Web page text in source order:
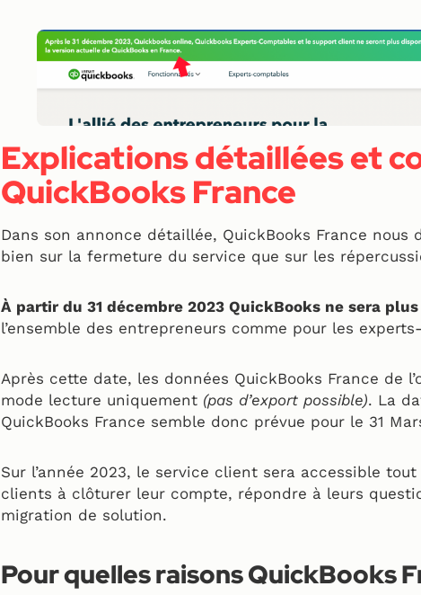
Explications détaillées et
QuickBooks France
Dans son annonce détaillée, QuickBooks France nous
bien sur la fermeture du service que sur les
À partir du 31 décembre 2023 QuickBooks ne sera
l’ensemble des entrepreneurs comme pour les
Après cette date, les données QuickBooks France de
mode lecture uniquement (pas d’export possible). La
QuickBooks France semble donc prévue pour le 31
Sur l’année 2023, le service client sera accessible
clients à clôturer leur compte, répondre à leurs
migration de solution.
Pour quelles raisons QuickBooks